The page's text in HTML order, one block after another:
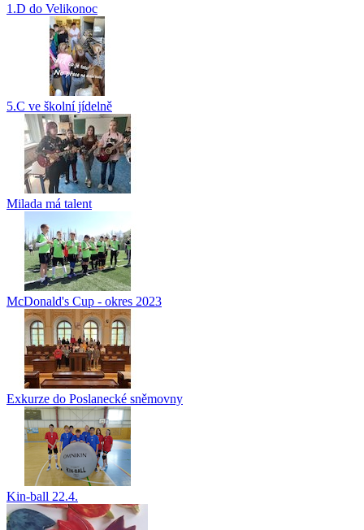
1.D do Velikonoc
5.C ve školní jídelně
Milada má talent
McDonald's Cup - okres 2023
Exkurze do Poslanecké sněmovny
Kin-ball 22.4.